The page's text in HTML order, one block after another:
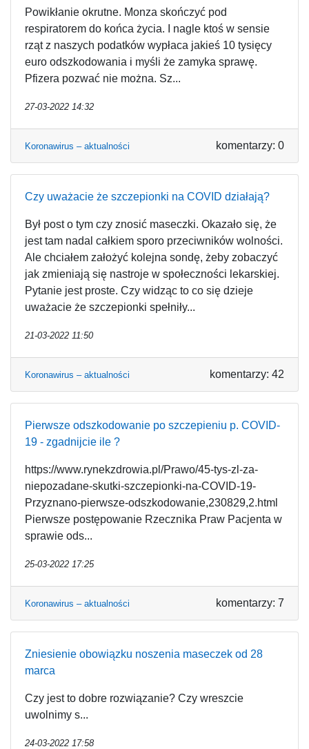
Powikłanie okrutne. Monza skończyć pod
respiratorem do końca życia. I nagle ktoś w sensie
rząt z naszych podatków wypłaca jakieś 10 tysięcy
euro odszkodowania i myśli że zamyka sprawę.
Pfizera pozwać nie można. Sz...
27-03-2022 14:32
Koronawirus – aktualności komentarzy: 0
Czy uważacie że szczepionki na COVID działają?
Był post o tym czy znosić maseczki. Okazało się, że
jest tam nadal całkiem sporo przeciwników wolności.
Ale chciałem założyć kolejna sondę, żeby zobaczyć
jak zmieniają się nastroje w społeczności lekarskiej.
Pytanie jest proste. Czy widząc to co się dzieje
uważacie że szczepionki spełniły...
21-03-2022 11:50
Koronawirus – aktualności komentarzy: 42
Pierwsze odszkodowanie po szczepieniu p. COVID-
19 - zgadnijcie ile ?
https://www.rynekzdrowia.pl/Prawo/45-tys-zl-za-
niepozadane-skutki-szczepionki-na-COVID-19-
Przyznano-pierwsze-odszkodowanie,230829,2.html
Pierwsze postępowanie Rzecznika Praw Pacjenta w
sprawie ods...
25-03-2022 17:25
Koronawirus – aktualności komentarzy: 7
Zniesienie obowiązku noszenia maseczek od 28
marca
Czy jest to dobre rozwiązanie? Czy wreszcie
uwolnimy s...
24-03-2022 17:58